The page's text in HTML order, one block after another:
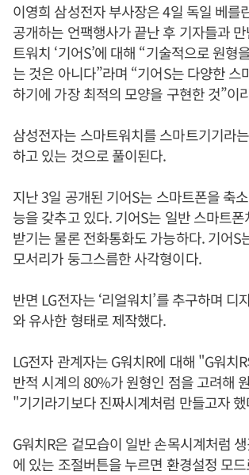
이영희 삼성전자 부사장은 4일 독일 베를
공개하는 언팩행사가 끝난 후 기자들과
트워치 ‘기어S’에 대해 “기술적으로 원형
는 것은 아니다”라며 “기어S는 다양한 스
하기에 가장 최적의 모양을 구현한 것”이
삼성전자는 스마트워치를 스마트기기라
하고 있는 것으로 풀이된다.
지난 3일 공개된 기어S는 스마트폰을 축
능을 갖추고 있다. 기어S는 일반 스마트
받기는 물론 전화통화도 가능하다. 기어S
모서리가 둥그스름한 사각형이다.
반면 LG전자는 ‘리얼워치’를 추구하며 디
와 유사한 형태로 제작했다.
LG전자 관계자는 G워치R에 대해 "G워치
반적 시계의 80%가 원형인 점을 고려해
"기기라기보다 진짜시계처럼 만들고자
G워치R은 겉모습이 일반 손목시계처럼
에 있는 조절버튼을 누르면 환경설정 모